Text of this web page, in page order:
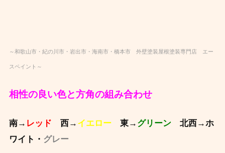
～和歌山市・紀の川市・岩出市・海南市・橋本市 外壁塗装屋根塗装専門店 エー
スペイント～
相性の良い色と方角の組み合わせ
南→ レッド 西→ イエロー東→ グリーン北西→ホ
ワイト・ グレー